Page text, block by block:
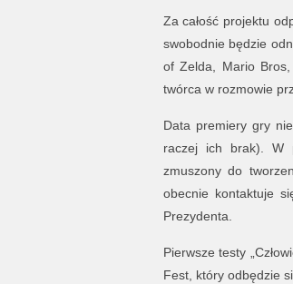
Za całość projektu
swobodnie będzie
of Zelda, Mario
twórca w rozmowie
Data premiery gry
raczej ich brak). W
zmuszony do
obecnie kontaktuje
Prezydenta.
Pierwsze testy
Fest, który odbędzie